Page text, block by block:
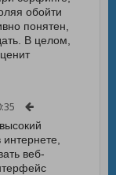
обойти
понятен,
В целом,
веб-